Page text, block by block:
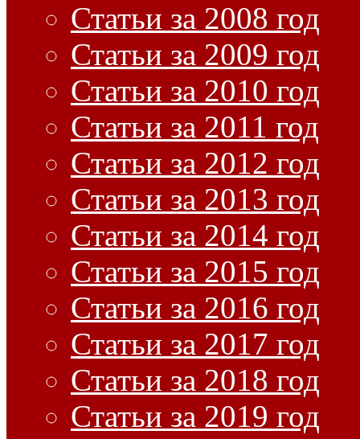
Статьи за 2008 год
Статьи за 2009 год
Статьи за 2010 год
Статьи за 2011 год
Статьи за 2012 год
Статьи за 2013 год
Статьи за 2014 год
Статьи за 2015 год
Статьи за 2016 год
Статьи за 2017 год
Статьи за 2018 год
Статьи за 2019 год